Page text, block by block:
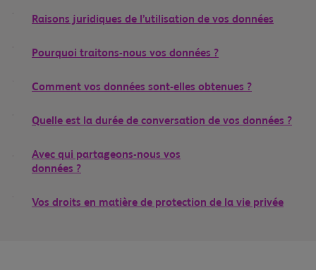
Raisons juridiques de l’utilisation de vos données
Pourquoi traitons-nous vos données ?
Comment vos données sont-elles obtenues ?
Quelle est la durée de conversation de vos données ?
Avec qui partageons-nous vos
données ?
Vos droits en matière de protection de la vie privée